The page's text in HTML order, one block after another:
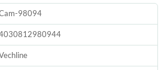
98094